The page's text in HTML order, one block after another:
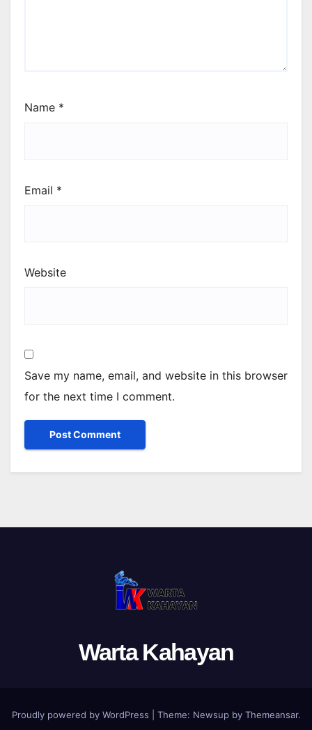
Name *
Email *
Website
Save my name, email, and website in this browser
for the next time I comment.
Warta Kahayan
Proudly powered by WordPress Theme: Newsup by Themeansar.